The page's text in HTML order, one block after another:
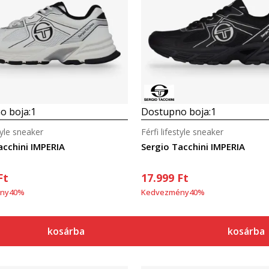
Összehasonlítás
boja:1
IMPERIA
sneaker
40%
kosárba
Összehasonlítás
Dostupno boja:1
Sergio Tacchini IMPERIA
Férfi lifestyle sneaker
17.999 Ft
Kedvezmény40%
kosárba